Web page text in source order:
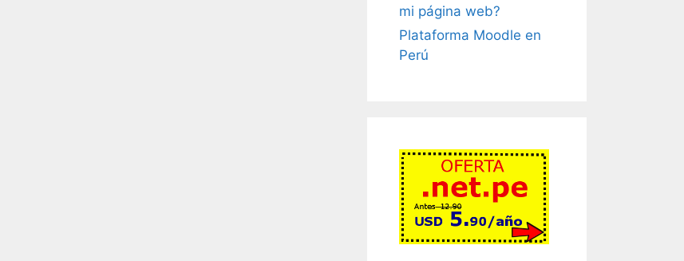
mi página web?
Plataforma Moodle en
Perú